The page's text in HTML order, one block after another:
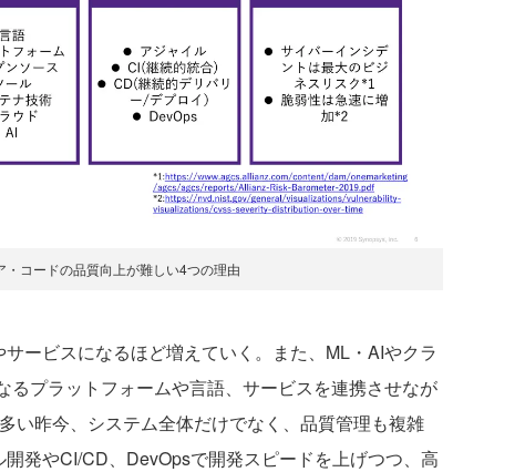
・コードの品質向上が難しい4つの理由
ービスになるほど増えていく。また、ML・AIやクラ
るプラットフォームや言語、サービスを連携させなが
い昨今、システム全体だけでなく、品質管理も複雑
発やCI/CD、DevOpsで開発スピードを上げつつ、高